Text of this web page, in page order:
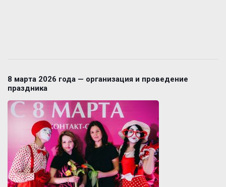
8 марта 2026 года — организация и проведение
праздника